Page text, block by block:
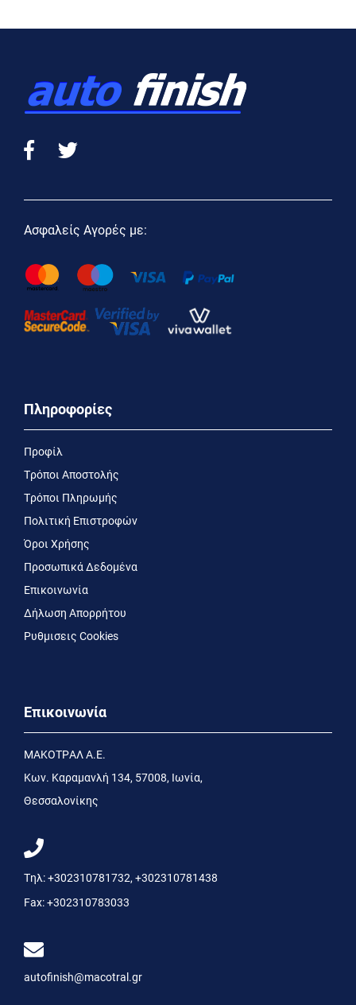
Ασφαλείς Αγορές με:
Πληροφορίες
Προφίλ
Τρόποι Αποστολής
Τρόποι Πληρωμής
Πολιτική Επιστροφών
Όροι Χρήσης
Προσωπικά Δεδομένα
Επικοινωνία
Δήλωση Απορρήτου
Ρυθμισεις Cookies
Επικοινωνία
MΑΚΟΤΡΑΛ Α.Ε.
Kων. Kαραμανλή 134, 57008, Ιωνία,
Θεσσαλονίκης
Τηλ:+302310781732, +302310781438
Fax:+302310783033
autofinish@macotral.gr